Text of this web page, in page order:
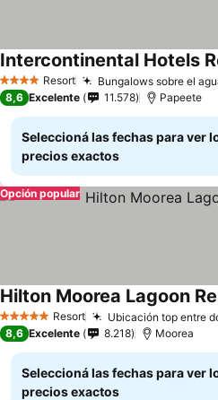
4 EstrellasResort Bungalows sobre el
Intercontinental Hotels
8,6 Excelente 11.578 Papeete
Seleccioná las fechas para ver
precios exactos
Opción popular
5 Estrellas Resort Ubicación top entre
Hilton Moorea Lagoon
8,6 Excelente 8.218 Moorea
Seleccioná las fechas para ver
precios exactos